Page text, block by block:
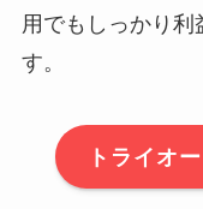
用でもしっかり
す。
トライオ